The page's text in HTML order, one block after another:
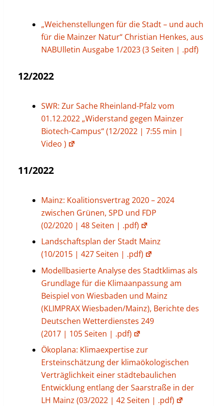
„Weichenstellungen für die Stadt – und auch
für die Mainzer Natur“ Christian Henkes, aus
NABUlletin Ausgabe 1/2023 (3 Seiten | .pdf)
12/2022
SWR: Zur Sache Rheinland-Pfalz vom
01.12.2022 „Widerstand gegen Mainzer
Biotech-Campus“ (12/2022 | 7:55 min |
Video )
11/2022
Mainz: Koalitionsvertrag 2020 – 2024
zwischen Grünen, SPD und FDP
(02/2020 | 48 Seiten | .pdf)
Landschaftsplan der Stadt Mainz
(10/2015 | 427 Seiten | .pdf)
Modellbasierte Analyse des Stadtklimas als
Grundlage für die Klimaanpassung am
Beispiel von Wiesbaden und Mainz
(KLIMPRAX Wiesbaden/Mainz), Berichte des
Deutschen Wetterdienstes 249
(2017 | 105 Seiten | .pdf)
Ökoplana: Klimaexpertise zur
Ersteinschätzung der klimaökologischen
Verträglichkeit einer städtebaulichen
Entwicklung entlang der Saarstraße in der
LH Mainz (03/2022 | 42 Seiten | .pdf)